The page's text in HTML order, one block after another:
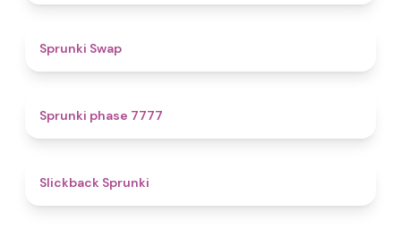
Sprunki Swap
Sprunki phase 7777
Slickback Sprunki